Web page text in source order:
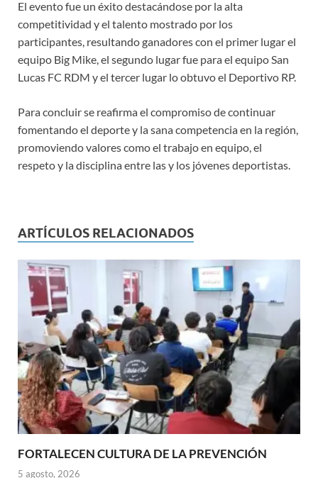
El evento fue un éxito destacándose por la alta
competitividad y el talento mostrado por los
participantes, resultando ganadores con el primer lugar el
equipo Big Mike, el segundo lugar fue para el equipo San
Lucas FC RDM y el tercer lugar lo obtuvo el Deportivo RP.
Para concluir se reafirma el compromiso de continuar
fomentando el deporte y la sana competencia en la región,
promoviendo valores como el trabajo en equipo, el
respeto y la disciplina entre las y los jóvenes deportistas.
ARTÍCULOS RELACIONADOS
FORTALECEN CULTURA DE LA PREVENCIÓN
5 agosto, 2026